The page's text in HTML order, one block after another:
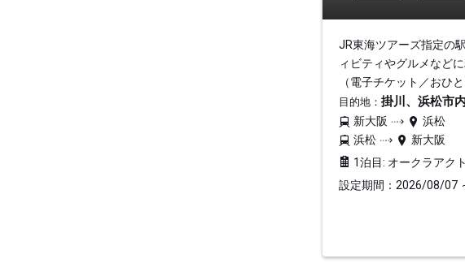
JR東海ツアーズ指定の
ィビティやグルメなど
（電子チケット／おひ
目的地： 掛川、浜松市
新大阪
浜松
浜松
新大阪
1泊目: オークラアク
設定期間：2026/08/07